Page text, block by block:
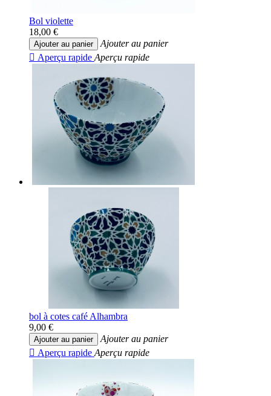
Bol violette
18,00 €
Ajouter au panier
Ajouter au panier
 Aperçu rapide Aperçu rapide
bol à cotes café Alhambra
9,00 €
Ajouter au panier
Ajouter au panier
 Aperçu rapide Aperçu rapide